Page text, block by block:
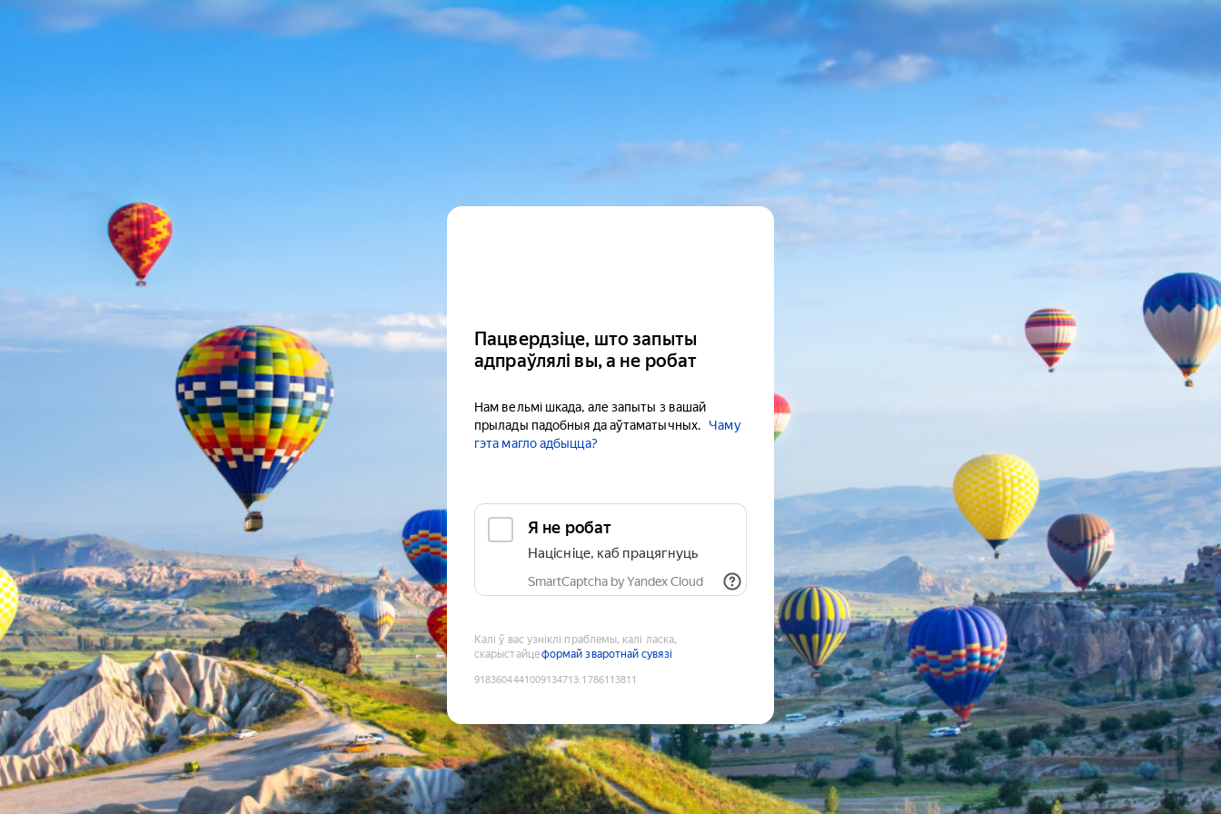
Пацвердзіце, што запыты
адпраўлялі вы, а не робат
Нам вельмі шкада, але запыты з вашай
прылады падобныя да аўтаматычных.
Чаму
гэта магло адбыцца?
Я не робат
Націсніце, каб працягнуць
SmartCaptcha by Yandex Cloud
Калі ў вас узніклі праблемы, калі ласка,
скарыстайцеформай зваротнай сувязі
9183604441009134713:1786113811